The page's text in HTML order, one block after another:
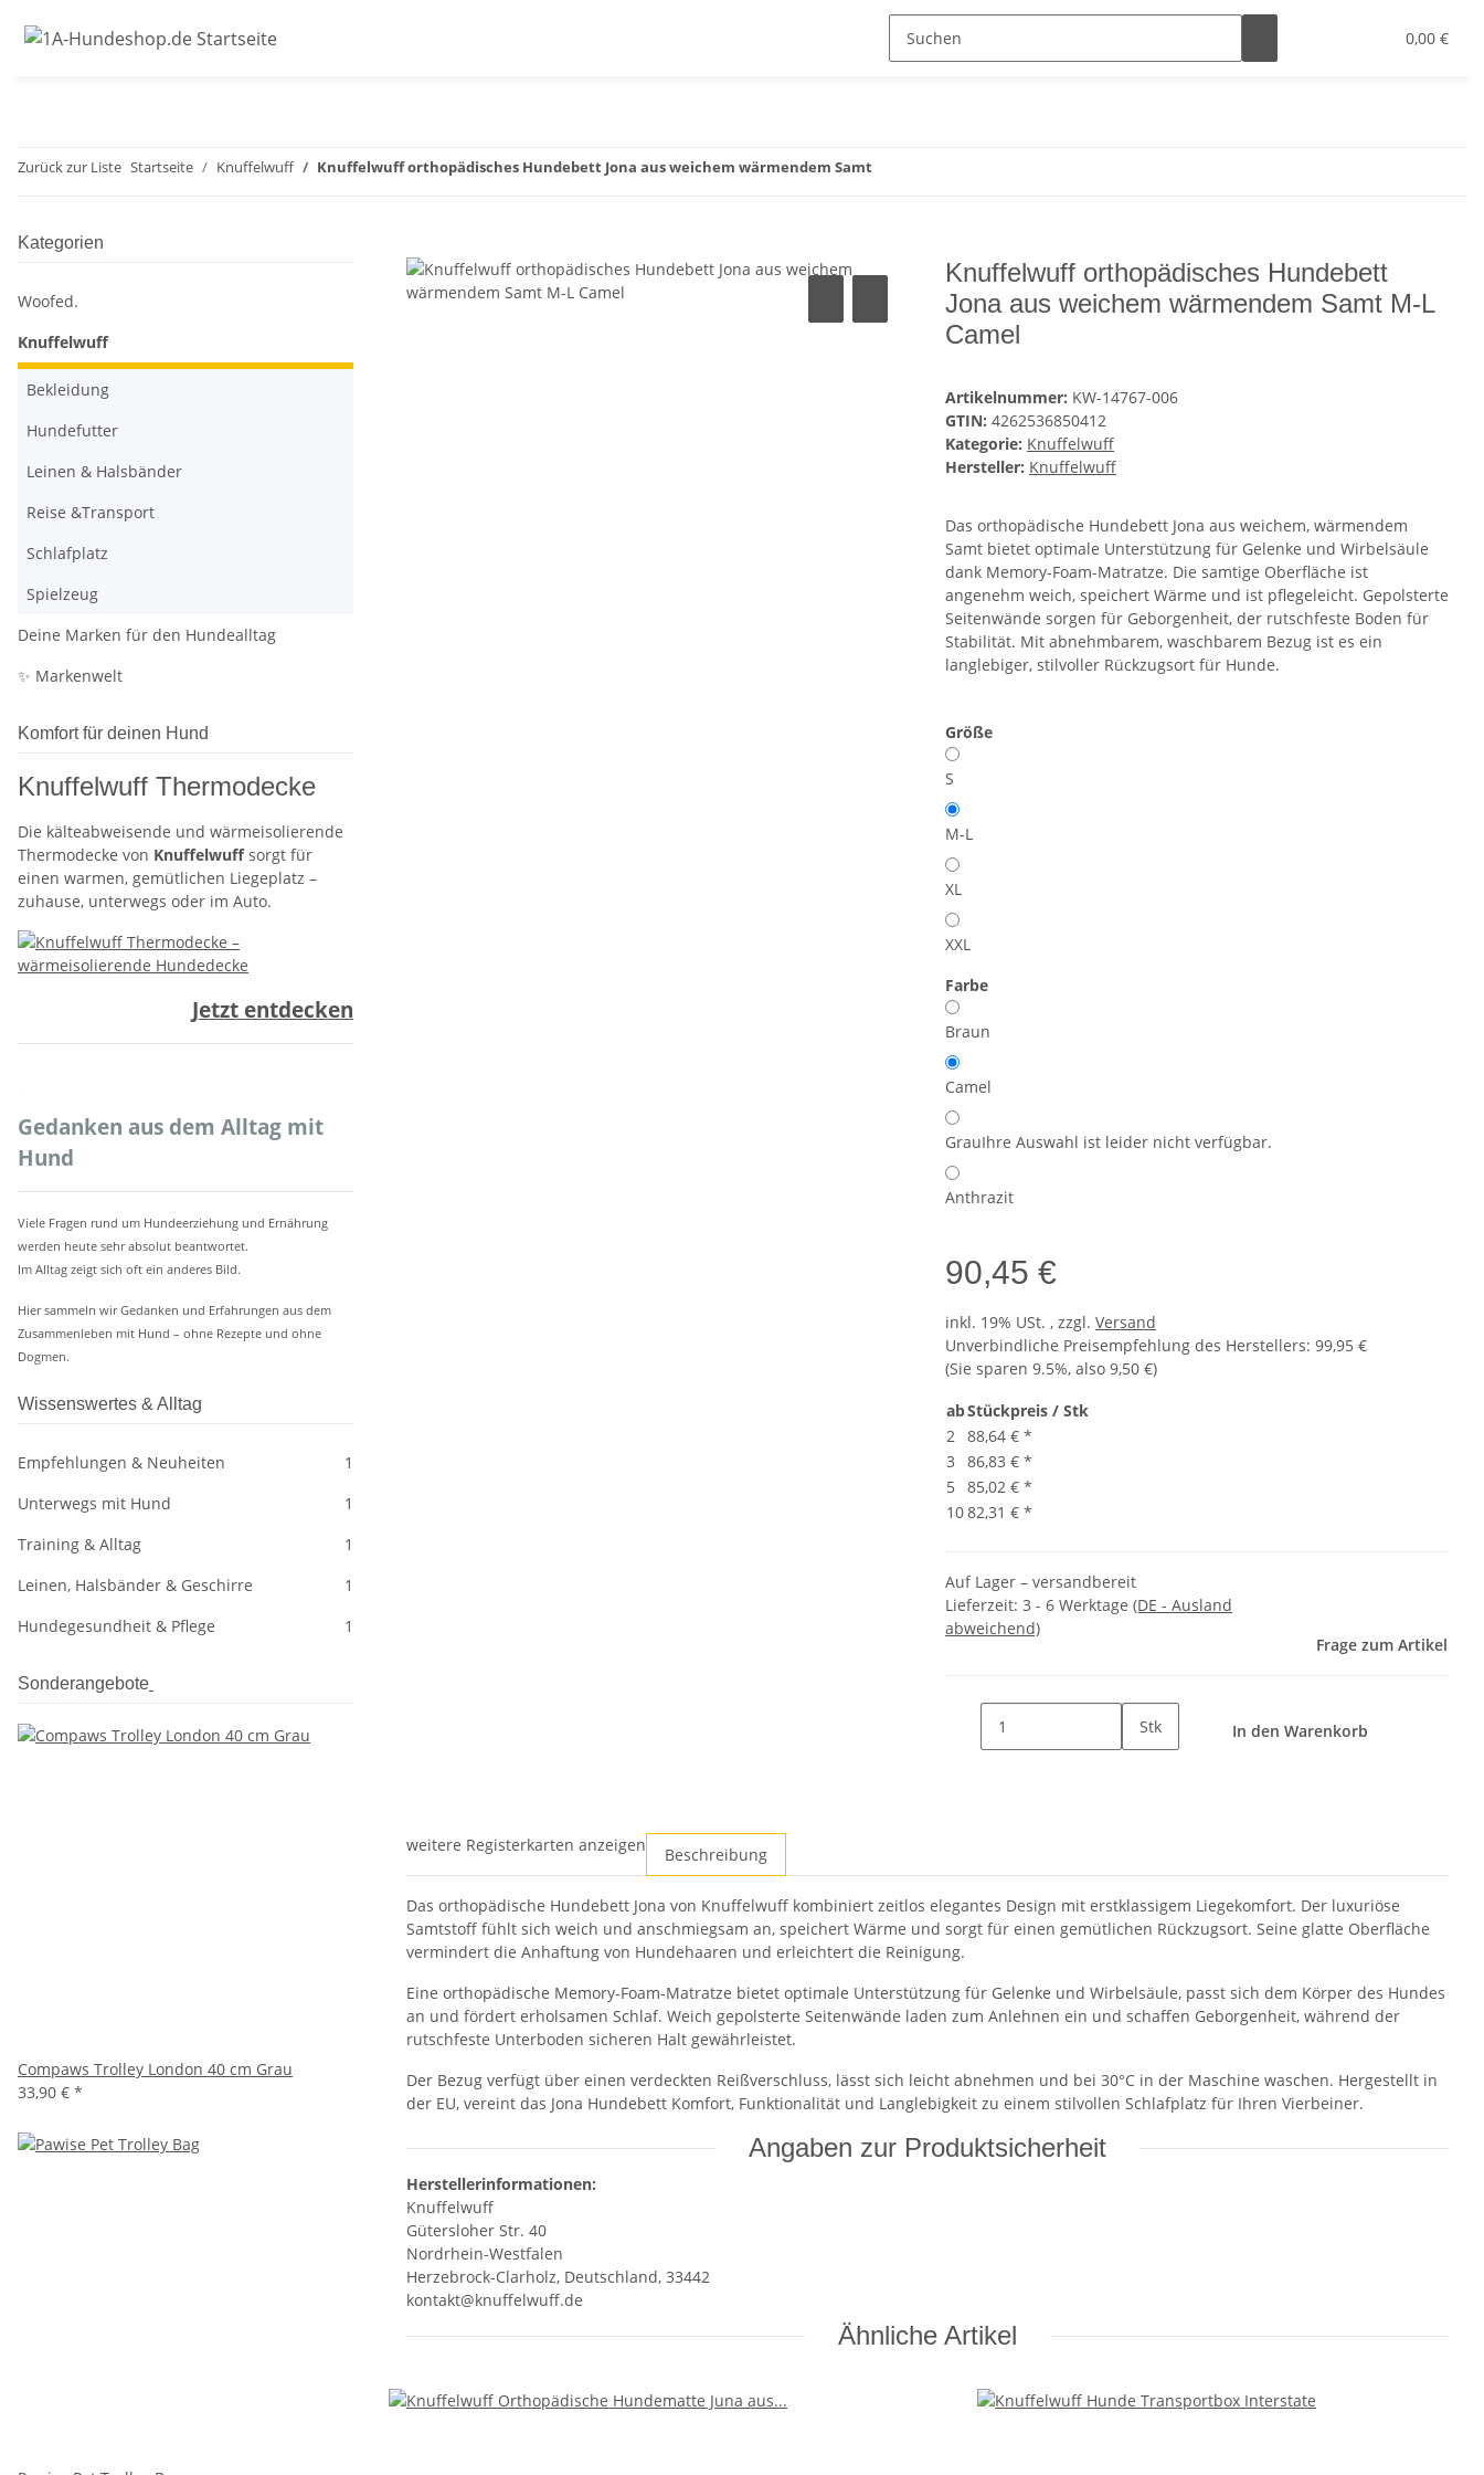
0,00 €
Zurück zur Liste Startseite Knuffelwuff Knuffelwuff orthopädisches Hundebett Jona aus weichem wärmendem Samt
Knuffelwuff orthopädisches Hundebett
Jona aus weichem wärmendem Samt M-L
Camel
Artikelnummer: KW-14767-006
GTIN: 4262536850412
Kategorie: Knuffelwuff
Hersteller: Knuffelwuff
Das orthopädische Hundebett Jona aus weichem, wärmendem
Samt bietet optimale Unterstützung für Gelenke und Wirbelsäule
dank Memory-Foam-Matratze. Die samtige Oberfläche ist
angenehm weich, speichert Wärme und ist pflegeleicht. Gepolsterte
Seitenwände sorgen für Geborgenheit, der rutschfeste Boden für
Stabilität. Mit abnehmbarem, waschbarem Bezug ist es ein
langlebiger, stilvoller Rückzugsort für Hunde.
Größe
S
M-L
XL
XXL
Farbe
Braun
Camel
GrauIhre Auswahl ist leider nicht verfügbar.
Anthrazit
90,45 €
inkl. 19% USt. , zzgl. Versand
Unverbindliche Preisempfehlung des Herstellers: 99,95 €
(Sie sparen 9.5%, also 9,50 €)
abStückpreis / Stk
2 88,64 € *
3
86,83 € *
5
85,02 € *
1082,31 € *
Auf Lager – versandbereit
Lieferzeit: 3 - 6 Werktage (DE - Ausland
abweichend)
Frage zum Artikel
Stk In den Warenkorb
weitere Registerkarten anzeigen Beschreibung
Das orthopädische Hundebett Jona von Knuffelwuff kombiniert zeitlos elegantes Design mit erstklassigem Liegekomfort. Der luxuriöse
Samtstoff fühlt sich weich und anschmiegsam an, speichert Wärme und sorgt für einen gemütlichen Rückzugsort. Seine glatte Oberfläche
vermindert die Anhaftung von Hundehaaren und erleichtert die Reinigung.
Eine orthopädische Memory-Foam-Matratze bietet optimale Unterstützung für Gelenke und Wirbelsäule, passt sich dem Körper des Hundes
an und fördert erholsamen Schlaf. Weich gepolsterte Seitenwände laden zum Anlehnen ein und schaffen Geborgenheit, während der
rutschfeste Unterboden sicheren Halt gewährleistet.
Der Bezug verfügt über einen verdeckten Reißverschluss, lässt sich leicht abnehmen und bei 30°C in der Maschine waschen. Hergestellt in
der EU, vereint das Jona Hundebett Komfort, Funktionalität und Langlebigkeit zu einem stilvollen Schlafplatz für Ihren Vierbeiner.
Angaben zur Produktsicherheit
Herstellerinformationen:
Knuffelwuff
Gütersloher Str. 40
Nordrhein-Westfalen
Herzebrock-Clarholz, Deutschland, 33442
kontakt@knuffelwuff.de
Ähnliche Artikel
Kategorien
Woofed.
Knuffelwuff
Bekleidung
Hundefutter
Leinen & Halsbänder
Reise &Transport
Schlafplatz
Spielzeug
Deine Marken für den Hundealltag
✨ Markenwelt
Komfort für deinen Hund
Knuffelwuff Thermodecke
Die kälteabweisende und wärmeisolierende
Thermodecke von Knuffelwuffsorgt für
einen warmen, gemütlichen Liegeplatz –
zuhause, unterwegs oder im Auto.
Jetzt entdecken
Gedanken aus dem Alltag mit
Hund
Viele Fragen rund um Hundeerziehung und Ernährung
werden heute sehr absolut beantwortet.
Im Alltag zeigt sich oft ein anderes Bild.
Hier sammeln wir Gedanken und Erfahrungen aus dem
Zusammenleben mit Hund – ohne Rezepte und ohne
Dogmen.
Wissenswertes & Alltag
Empfehlungen & Neuheiten
1
Unterwegs mit Hund
1
Training & Alltag
1
Leinen, Halsbänder & Geschirre
1
Hundegesundheit & Pflege
1
Sonderangebote
Compaws Trolley London 40 cm Grau
33,90 € *